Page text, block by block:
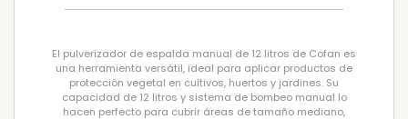
El pulverizador de espalda manual de 12 litros de Cofan es
una herramienta versátil, ideal para aplicar productos de
protección vegetal en cultivos, huertos y jardines. Su
capacidad de 12 litros y sistema de bombeo manual lo
hacen perfecto para cubrir áreas de tamaño mediano,